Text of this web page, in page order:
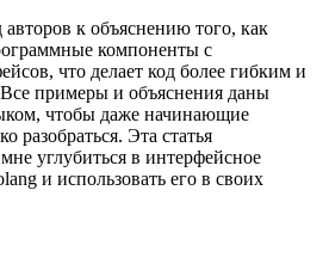
к объяснению того, как
компоненты с
что делает код более гибким и
примеры и объяснения даны
чтобы даже начинающие
разобраться. Эта статья
углубиться в интерфейсное
и использовать его в своих